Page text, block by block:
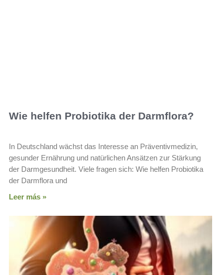
Wie helfen Probiotika der Darmflora?
In Deutschland wächst das Interesse an Präventivmedizin,
gesunder Ernährung und natürlichen Ansätzen zur Stärkung
der Darmgesundheit. Viele fragen sich: Wie helfen Probiotika
der Darmflora und
Leer más »